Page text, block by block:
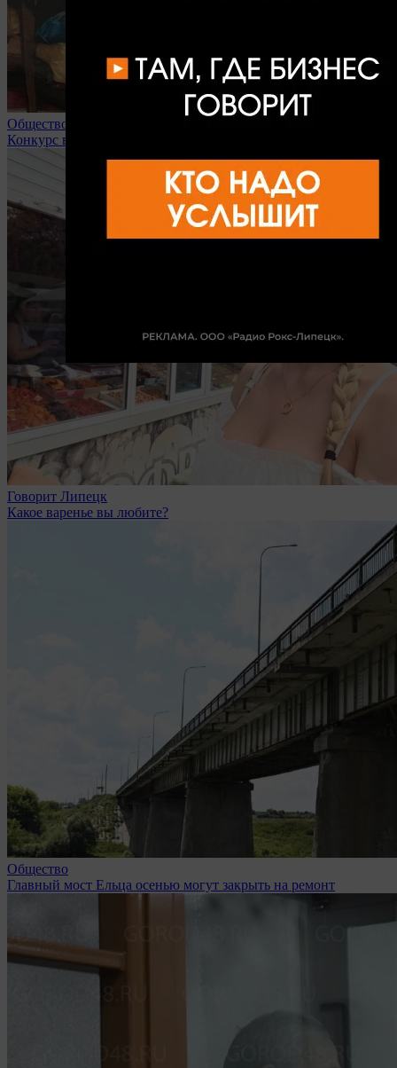
Общество
Конкурс в липецкие вузы доходит до 32 человек на место
Говорит Липецк
Какое варенье вы любите?
Общество
Главный мост Ельца осенью могут закрыть на ремонт